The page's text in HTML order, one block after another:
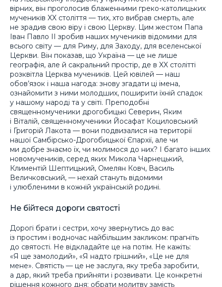
вірних, він проголосив блаженними греко-католицьких
мучеників XX століття — тих, хто вибрав смерть, але
не зрадив свою віру і свою Церкву. Цим жестом Папа
Іван Павло II зробив наших мучеників відомими для
всього світу — для Риму, для Заходу, для вселенської
Церкви. Він показав, що Україна — це не лише
географія, але й сакральний простір, де в XX столітті
розквітла Церква мучеників. Цей ювілей — наш
обов’язок і наша нагода: знову згадати ці імена,
ознайомити з ними молодших, поширити їхній спадок
у нашому народі та у світі. Преподобні
священномученики дрогобицькі Северин, Яким
і Віталій, священномученики Йосафат Коциловський
і Григорій Лакота — вони подвизалися на території
нашої Самбірсько-Дрогобицької Єпархії, але чи
ми добре знаємо їх, чи молимося до них? І багато інших
новомучеників, серед яких Микола Чарнецький,
Климентій Шептицький, Омелян Ковч, Василь
Величковський, — нехай стануть відомими
і улюбленими в кожній українській родині.
Не бійтеся дороги святості
Дорогі брати і сестри, хочу звернутись до вас
із простим і водночас найбільшим закликом: прагніть
до святості. Не відкладайте це на потім. Не кажіть:
«Я ще замолодий», «Я надто грішний», «Це не для
мене». Святість — це не заслуга, яку треба заробити,
а дар, який треба прийняти і розвивати. Це конкретні
рішення кожного дня: обрати молитву замість